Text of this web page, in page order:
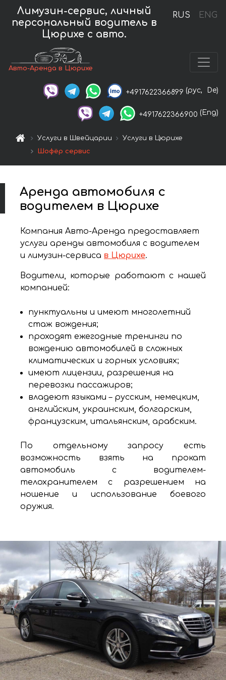
RUS ENG
Лимузин-сервис, личный
персональный водитель в
Цюрихе с авто.
Авто-Аренда в Цюрихе
+4917622366899 (рус, De)
+4917622366900 (Eng)
Услуги в Швейцарии
Услуги в Цюрихе
Шофёр сервис
Аренда автомобиля с
водителем в Цюрихе
Компания Авто-Аренда предоставляет
услуги аренды автомобиля с водителем
и лимузин-сервиса в Цюрихе.
Водители, которые работают с нашей
компанией:
пунктуальны и имеют многолетний
стаж вождения;
проходят ежегодные тренинги по
вождению автомобилей в сложных
климатических и горных условиях;
имеют лицензии, разрешения на
перевозки пассажиров;
владеют языками – русским, немецким,
английским, украинским, болгарским,
французским, итальянским, арабским.
По отдельному запросу есть
возможность взять на прокат
автомобиль с водителем-
телохранителем с разрешением на
ношение и использование боевого
оружия.